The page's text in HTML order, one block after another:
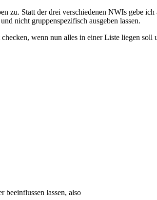
zu. Statt der drei verschiedenen NWIs gebe
nicht gruppenspezifisch ausgeben lassen.
wenn nun alles in einer Liste liegen soll
beeinflussen lassen, also